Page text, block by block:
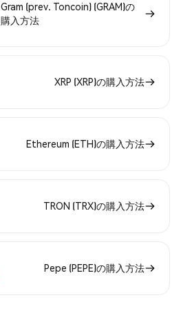
Gram (prev. Toncoin) (GRAM)の
購入方法
XRP (XRP)の購入方法
Ethereum (ETH)の購入方法
TRON (TRX)の購入方法
Pepe (PEPE)の購入方法